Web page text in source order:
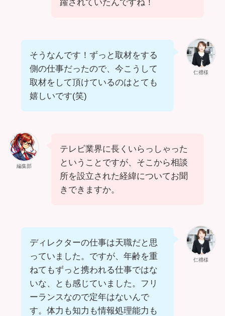
躍されていたんですね！
仁禮様
そうなんです！ずっと取材をする
側の仕事だったので、今こうして
取材をして頂けているのはとても
嬉しいです(笑)
編集部
テレビ業界に長くいらっしゃった
ということですが、そこから相談
所を設立された経緯についてお聞
きできますか。
仁禮様
ディレクターの仕事は天職だと思
っていました。ですが、年齢を重
ねてもずっと携われる仕事ではな
いな、とも感じていました。フリ
ーランスなので定年はないんで
す。体力も知力も情報処理能力も